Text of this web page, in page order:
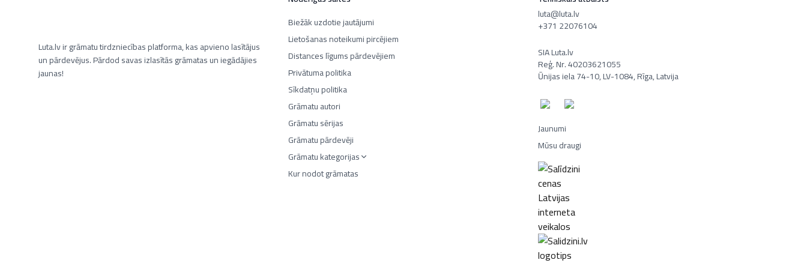
Luta.lv ir grāmatu tirdzniecības platforma, kas apvieno lasītājus
un pārdevējus. Pārdod savas izlasītās grāmatas un iegādājies
jaunas!
Biežāk uzdotie jautājumi
Lietošanas noteikumi pircējiem
Distances līgums pārdevējiem
Privātuma politika
Sīkdatņu politika
Grāmatu autori
Grāmatu sērijas
Grāmatu pārdevēji
Grāmatu kategorijas
Kur nodot grāmatas
luta@luta.lv
+371 22076104
SIA Luta.lv
Reģ. Nr. 40203621055
Ūnijas iela 74-10, LV-1084, Rīga, Latvija
Jaunumi
Mūsu draugi